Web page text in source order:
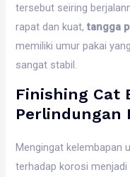
tersebut seiring
rapat dan kuat,tangga
memiliki umur pakai
sangat stabil.
Finishing Cat
Perlindungan
Mengingat kelembapan
terhadap korosi